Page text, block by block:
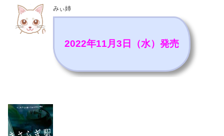
みぃ姉
2022年11月3日（水）発売